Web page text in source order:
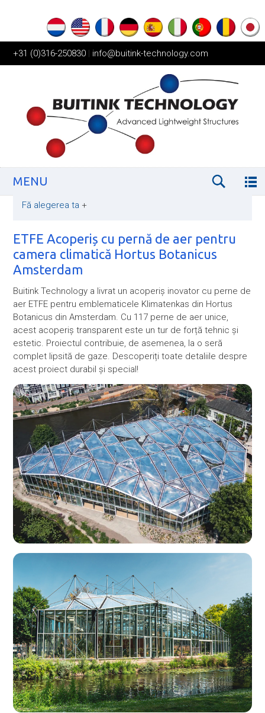
+31 (0)316-250830 | info@buitink-technology.com
MENU
Fă alegerea ta +
ETFE Acoperiș cu pernă de aer pentru
camera climatică Hortus Botanicus
Amsterdam
Buitink Technology a livrat un acoperiș inovator cu perne de
aer ETFE pentru emblematicele Klimatenkas din Hortus
Botanicus din Amsterdam. Cu 117 perne de aer unice,
acest acoperiș transparent este un tur de forță tehnic și
estetic. Proiectul contribuie, de asemenea, la o seră
complet lipsită de gaze. Descoperiți toate detaliile despre
acest proiect durabil și special!